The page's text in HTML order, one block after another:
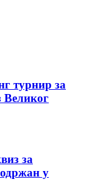
турнир за
Великог
за
у